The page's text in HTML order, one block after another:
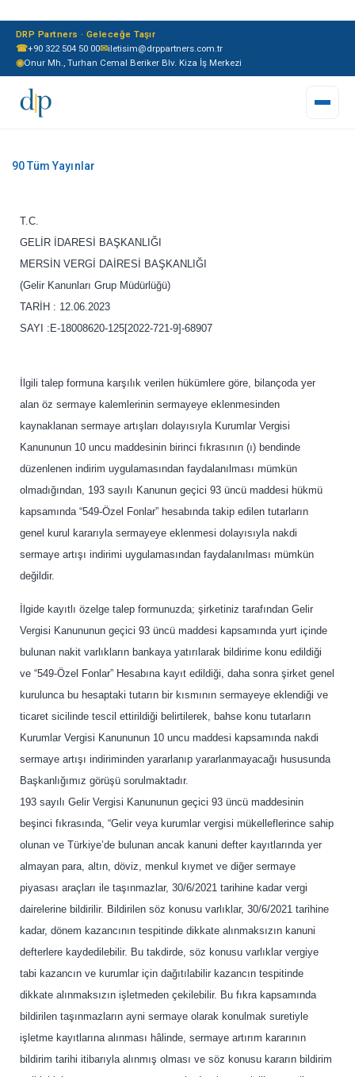
☎+90 322 504 50 00✉iletisim@drppartners.com.tr
◉Onur Mh., Turhan Cemal Beriker Blv. Kiza İş Merkezi
DRP Partners · Geleceğe Taşır
T.C.
GELİR İDARESİ BAŞKANLIĞI
MERSİN VERGİ DAİRESİ BAŞKANLIĞI
(Gelir Kanunları Grup Müdürlüğü)
TARİH : 12.06.2023
SAYI :E-18008620-125[2022-721-9]-68907
İlgili talep formuna karşılık verilen hükümlere göre, bilançoda yer
alan öz sermaye kalemlerinin sermayeye eklenmesinden
kaynaklanan sermaye artışları dolayısıyla Kurumlar Vergisi
Kanununun 10 uncu maddesinin birinci fıkrasının (ı) bendinde
düzenlenen indirim uygulamasından faydalanılması mümkün
olmadığından, 193 sayılı Kanunun geçici 93 üncü maddesi hükmü
kapsamında “549-Özel Fonlar” hesabında takip edilen tutarların
genel kurul kararıyla sermayeye eklenmesi dolayısıyla nakdi
sermaye artışı indirimi uygulamasından faydalanılması mümkün
değildir.
İlgide kayıtlı özelge talep formunuzda; şirketiniz tarafından Gelir
Vergisi Kanununun geçici 93 üncü maddesi kapsamında yurt içinde
bulunan nakit varlıkların bankaya yatırılarak bildirime konu edildiği
ve “549-Özel Fonlar” Hesabına kayıt edildiği, daha sonra şirket genel
kurulunca bu hesaptaki tutarın bir kısmının sermayeye eklendiği ve
ticaret sicilinde tescil ettirildiği belirtilerek, bahse konu tutarların
Kurumlar Vergisi Kanununun 10 uncu maddesi kapsamında nakdi
sermaye artışı indiriminden yararlanıp yararlanmayacağı hususunda
Başkanlığımız görüşü sorulmaktadır.
193 sayılı Gelir Vergisi Kanununun geçici 93 üncü maddesinin
beşinci fıkrasında, “Gelir veya kurumlar vergisi mükelleflerince sahip
olunan ve Türkiye’de bulunan ancak kanuni defter kayıtlarında yer
almayan para, altın, döviz, menkul kıymet ve diğer sermaye
piyasası araçları ile taşınmazlar, 30/6/2021 tarihine kadar vergi
dairelerine bildirilir. Bildirilen söz konusu varlıklar, 30/6/2021 tarihine
kadar, dönem kazancının tespitinde dikkate alınmaksızın kanuni
defterlere kaydedilebilir. Bu takdirde, söz konusu varlıklar vergiye
tabi kazancın ve kurumlar için dağıtılabilir kazancın tespitinde
dikkate alınmaksızın işletmeden çekilebilir. Bu fıkra kapsamında
bildirilen taşınmazların ayni sermaye olarak konulmak suretiyle
işletme kayıtlarına alınması hâlinde, sermaye artırım kararının
bildirim tarihi itibarıyla alınmış olması ve söz konusu kararın bildirim